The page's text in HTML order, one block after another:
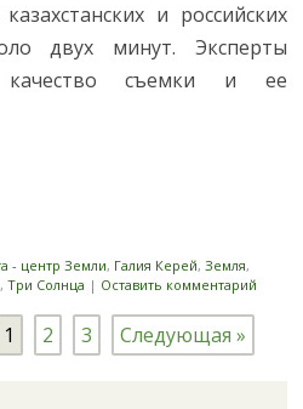
и российских
двух минут. Эксперты
качество съемки и ее
- центр Земли, Галия Керей, Земля,
, Три Солнца | Оставить комментарий
1 2 3 Следующая »